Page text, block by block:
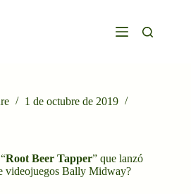
1 de octubre de 2019
Root Beer Tapper” que lanzó
videojuegos Bally Midway?